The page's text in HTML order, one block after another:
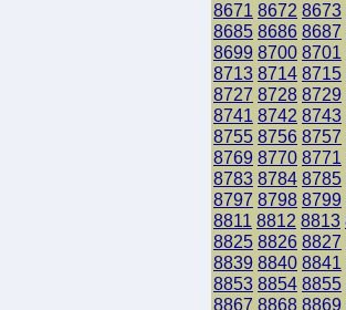
8671 8672 8673
8685 8686 8687
8699 8700 8701
8713 8714 8715
8727 8728 8729
8741 8742 8743
8755 8756 8757
8769 8770 8771
8783 8784 8785
8797 8798 8799
8811 8812 8813
8825 8826 8827
8839 8840 8841
8853 8854 8855
8867 8868 8869